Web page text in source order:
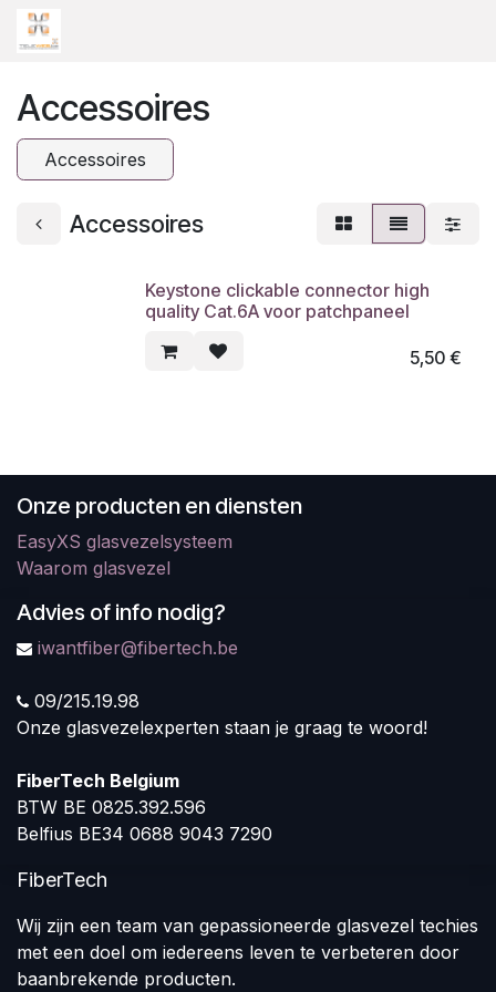
Overslaan naar inhoud
Accessoires
Accessoires
Accessoires
Keystone clickable connector high
quality Cat.6A voor patchpaneel
5,50€
Onze producten en diensten
EasyXS glasvezelsysteem
Waarom glasvezel
Advies of info nodig?
iwantfiber@fibertech.be
09/215.19.98
Onze glasvezelexperten staan je graag te woord!
FiberTech Belgium
BTW BE 0825.392.596
Belfius BE34 0688 9043 7290
FiberTech
Wij zijn een team van gepassioneerde glasvezel techies
met een doel om iedereens leven te verbeteren door
baanbrekende producten.